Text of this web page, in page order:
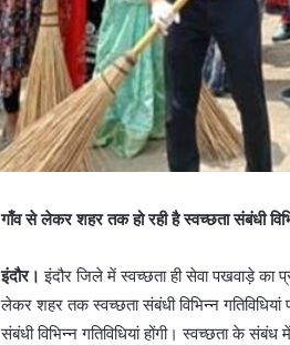
गाँव से लेकर शहर तक हो रही है स्वच्छता संबंधी
इंदौर। इंदौर जिले में स्वच्छता ही सेवा पखवाड़े का
लेकर शहर तक स्वच्छता संबंधी विभिन्न
संबंधी विभिन्न गतिविधियां होंगी। स्वच्छता के